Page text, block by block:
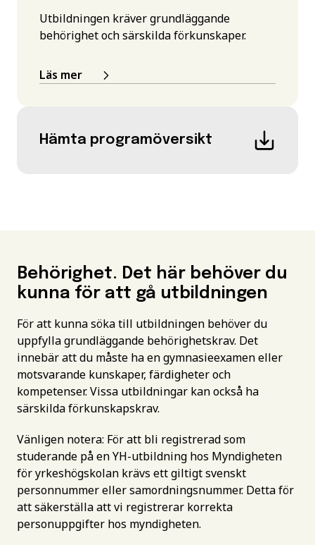
Utbildningen kräver grundläggande
behörighet och särskilda förkunskaper.
Läs mer
Hämta programöversikt
Behörighet. Det här behöver du
kunna för att gå utbildningen
För att kunna söka till utbildningen behöver du
uppfylla grundläggande behörighetskrav. Det
innebär att du måste ha en gymnasieexamen eller
motsvarande kunskaper, färdigheter och
kompetenser. Vissa utbildningar kan också ha
särskilda förkunskapskrav.
Vänligen notera: För att bli registrerad som
studerande på en YH-utbildning hos Myndigheten
för yrkeshögskolan krävs ett giltigt svenskt
personnummer eller samordningsnummer. Detta för
att säkerställa att vi registrerar korrekta
personuppgifter hos myndigheten.